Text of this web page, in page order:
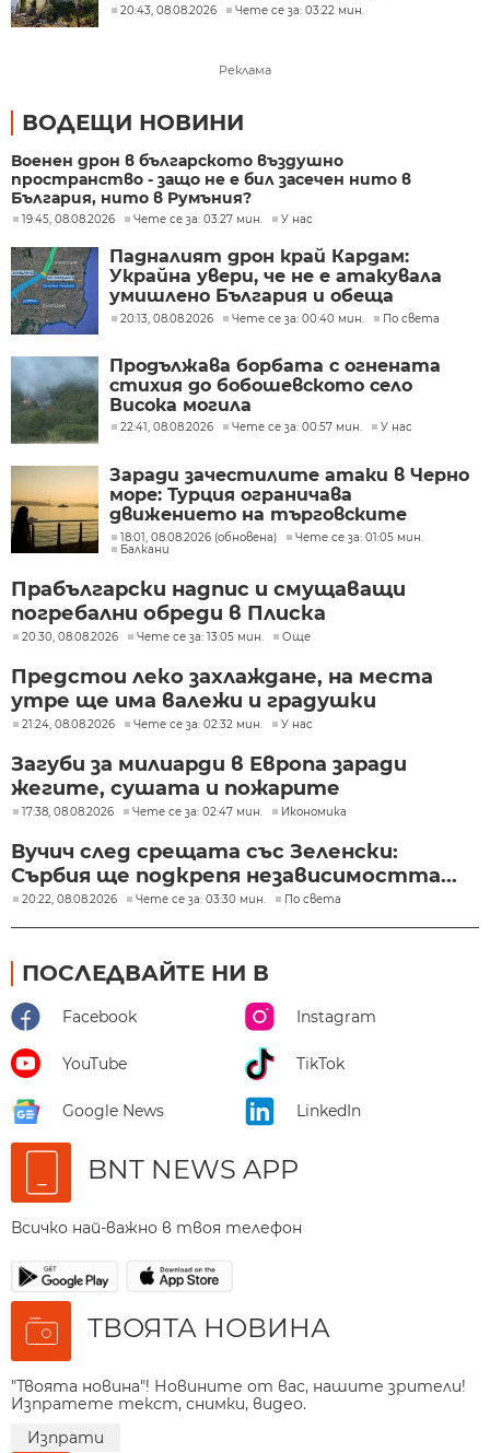
20:43, 08.08.2026 Чете се за: 03:22 мин.
Реклама
ВОДЕЩИ НОВИНИ
Военен дрон в българското въздушно
пространство - защо не е бил засечен нито в
България, нито в Румъния?
19:45, 08.08.2026 Чете се за: 03:27 мин. У нас
Падналият дрон край Кардам:
Украйна увери, че не е атакувала
умишлено България и обеща
разследване
20:13, 08.08.2026 Чете се за: 00:40 мин. По света
Продължава борбата с огнената
стихия до бобошевското село
Висока могила
22:41, 08.08.2026 Чете се за: 00:57 мин. У нас
Заради зачестилите атаки в Черно
море: Турция ограничава
движението на търговските
кораби
18:01, 08.08.2026 (обновена)
Чете се за: 01:05 мин.
Балкани
Прабългарски надпис и смущаващи
погребални обреди в Плиска
20:30, 08.08.2026 Чете се за: 13:05 мин. Още
Предстои леко захлаждане, на места
утре ще има валежи и градушки
21:24, 08.08.2026 Чете се за: 02:32 мин. У нас
Загуби за милиарди в Европа заради
жегите, сушата и пожарите
17:38, 08.08.2026 Чете се за: 02:47 мин. Икономика
Вучич след срещата със Зеленски:
Сърбия ще подкрепя независимостта...
20:22, 08.08.2026 Чете се за: 03:30 мин. По света
ПОСЛЕДВАЙТЕ НИ В
Facebook Instagram
YouTube TikTok
Google News LinkedIn
BNT NEWS APP
Всичко най-важно в твоя телефон
ТВОЯТА НОВИНА
"Твоята новина"! Новините от вас, нашите зрители!
Изпратете текст, снимки, видео.
Изпрати